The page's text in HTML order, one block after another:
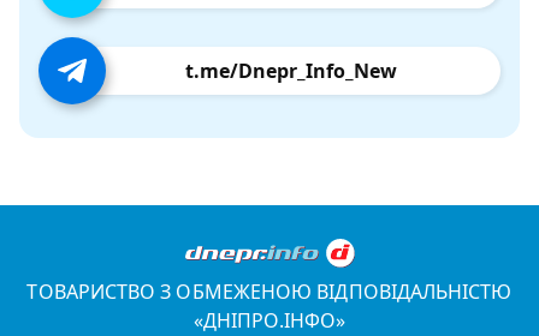
t.me/Dnepr_Info_New
ТОВАРИСТВО З ОБМЕЖЕНОЮ ВІДПОВІДАЛЬНІСТЮ
«ДНІПРО.ІНФО»